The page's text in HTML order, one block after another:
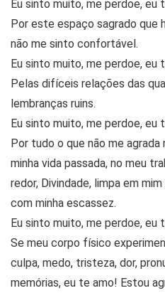
Eu sinto muito, me perdoe, eu
Por este espaço sagrado que
não me sinto confortável.
Eu sinto muito, me perdoe, eu
Pelas difíceis relações das
lembranças ruins.
Eu sinto muito, me perdoe, eu
Por tudo o que não me agrada
minha vida passada, no meu
redor, Divindade, limpa em
com minha escassez.
Eu sinto muito, me perdoe, eu
Se meu corpo físico
culpa, medo, tristeza, dor,
memórias, eu te amo! Estou